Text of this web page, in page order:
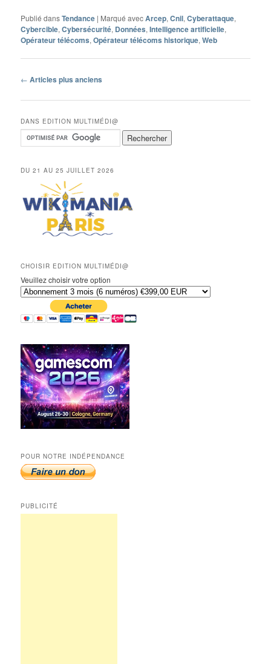
Publié dansTendance | Marqué avecArcep,Cnil,Cyberattaque,
Cybercible,Cybersécurité, Données,Intelligence artificielle,
Opérateur télécoms,Opérateur télécoms historique,Web
Navigation
articles
← Articles plus anciens
DANS EDITION MULTIMÉDI@
DU 21 AU 25 JUILLET 2026
CHOISIR EDITION MULTIMÉDI@
Veuillez choisir votre option
POUR NOTRE INDÉPENDANCE
PUBLICITÉ